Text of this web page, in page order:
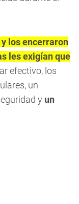
los encerraron
les exigían que
efectivo, los
un
y un